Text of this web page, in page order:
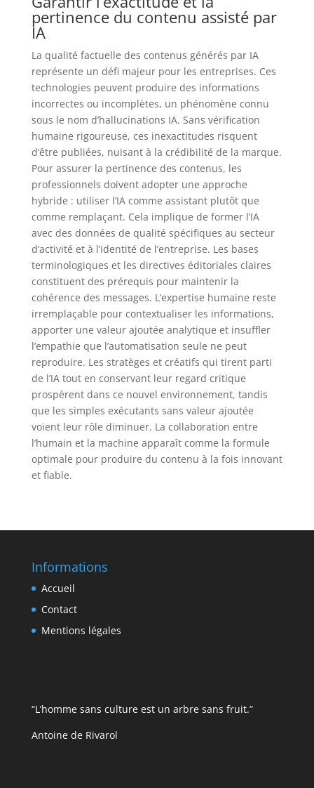
pertinence du contenu assisté par
IA
La qualité factuelle des contenus générés par IA
représente un défi majeur pour les entreprises. Ces
technologies peuvent produire des informations
incorrectes ou incomplètes, un phénomène connu
sous le nom d’hallucinations IA. Sans vérification
humaine rigoureuse, ces inexactitudes risquent
d’être publiées, nuisant à la crédibilité de la marque.
Pour assurer la pertinence des contenus, les
professionnels doivent adopter une approche
hybride : utiliser l’IA comme assistant plutôt que
comme remplaçant. Cela implique de former l’IA
avec des données de qualité spécifiques au secteur
d’activité et à l’identité de l’entreprise. Les bases
terminologiques et les directives éditoriales claires
constituent des prérequis pour maintenir la
cohérence des messages. L’expertise humaine reste
irremplaçable pour contextualiser les informations,
apporter une valeur ajoutée analytique et insuffler
l’empathie que l’automatisation seule ne peut
reproduire. Les stratèges et créatifs qui tirent parti
de l’IA tout en conservant leur regard critique
prospèrent dans ce nouvel environnement, tandis
que les simples exécutants sans valeur ajoutée
voient leur rôle diminuer. La collaboration entre
l’humain et la machine apparaît comme la formule
optimale pour produire du contenu à la fois innovant
et fiable.
Informations
Accueil
Contact
Mentions légales
“L’homme sans culture est un arbre sans fruit.”
Antoine de Rivarol